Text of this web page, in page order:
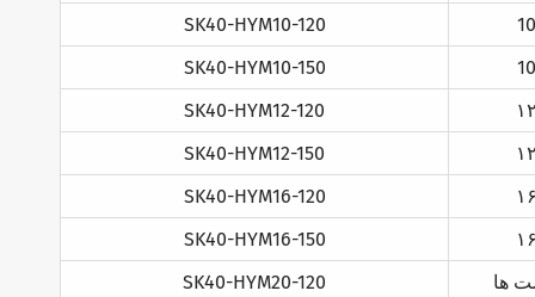
SK40-HYM10-120
10
SK40-HYM10-150
10
SK40-HYM12-120
SK40-HYM12-150
SK40-HYM16-120
SK40-HYM16-150
SK40-HYM20-120
ها